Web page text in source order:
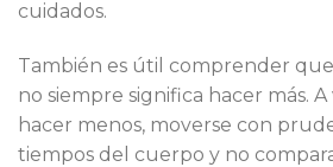
cuidados.
También es útil comprender
no siempre significa hacer más. A
hacer menos, moverse con
tiempos del cuerpo y no